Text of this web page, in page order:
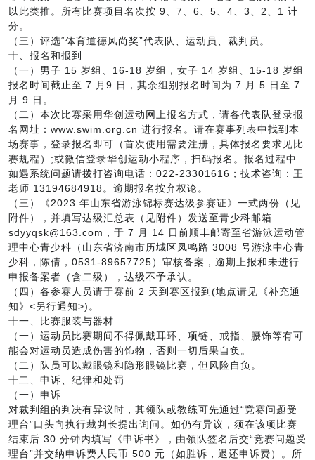
以此类推。所有比赛项目名次按 9、7、6、5、4、3、2、1 计
分。
（三）评选“体育道德风尚奖”代表队、运动员、裁判员。
十、报名和报到
（一）男子 15 岁组、16-18 岁组，女子 14 岁组、15-18 岁组
报名时间截止至 7 月9 日，其余组别报名时间为 7 月 5 日至 7
月 9 日。
（二）本次比赛采用华创运动网上报名方式，请各代表队登录报
名网址：www.swim.org.cn 进行报名。请在赛事列表中找到本
场赛事，登录报名即可（首次使用需要注册，具体报名要求见比
赛规程）;或微信登录华创运动小程序，扫码报名。报名过程中
如遇系统问题请拨打咨询电话：022-23301616；技术咨询：王
老师 13194684918。逾期报名按弃权论。
（三）《2023 年山东省游泳锦标赛达级参赛证》一式两份（见
附件），并填写达级汇总表（见附件）发送至青少科邮箱
sdyyqsk@163.com，于 7 月 14 日前顺丰邮寄至省游泳运动管
理中心青少科（山东省济南市历城区凤鸣路 3008 号游泳中心青
少科，陈倩，0531-89657725）审核备案，逾期上报和未进行
申报备案者（含二级），达级不予承认。
（四）各参赛人员请于赛前 2 天到赛区报到(地点请见《补充通
知》<另行通知>)。
十一、比赛服装与器材
（一）运动员比赛期间不得佩戴耳环、项链、戒指、腰饰等有可
能会对运动员造成伤害的饰物，否则一切后果自负。
（二）队员可以戴眼镜和隐形眼镜比赛，但风险自负。
十二、申诉、纪律和处罚
（一）申诉
对裁判组的判决有异议时，其领队或教练可先通过“竞赛问题受
理台”口头向执行裁判长提出询问。如仍有异议，须在该项比赛
结束后 30 分钟内填写《申诉书》，由领队签名后交“竞赛问题受
理台”并交纳申诉费人民币 500 元（如胜诉，退还申诉费）。所